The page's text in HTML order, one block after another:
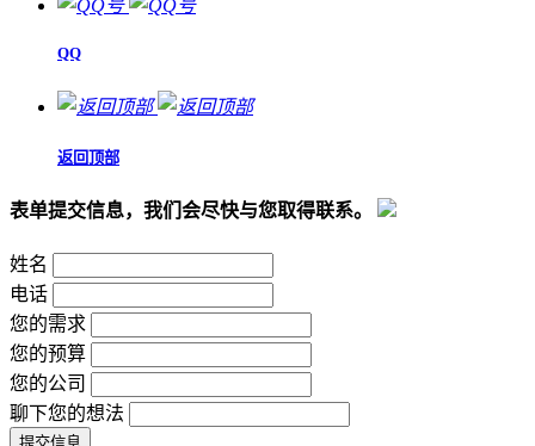
QQ
返回顶部
表单提交信息，我们会尽快与您取得联系。
姓名
电话
您的需求
您的预算
您的公司
聊下您的想法